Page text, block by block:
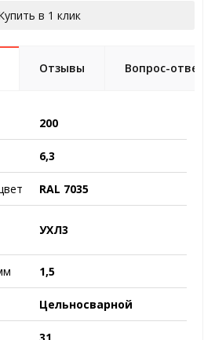
в 1 клик
Отзывы Вопрос-ответ
200
6,3
RAL 7035
УХЛ3
1,5
Цельносварной